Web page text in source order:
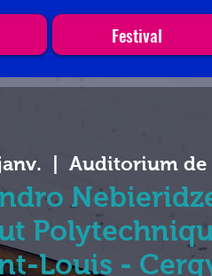
Festival
Auditorium de
Louis -